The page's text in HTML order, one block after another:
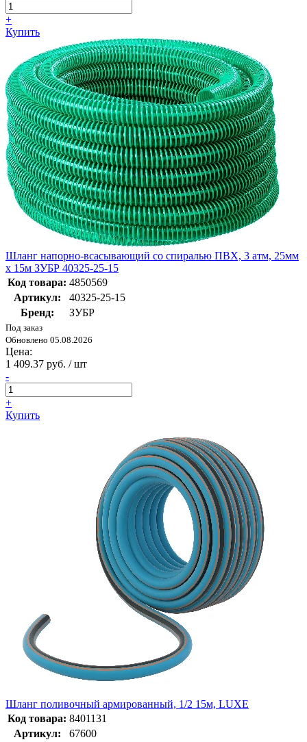
+
Купить
Шланг напорно-всасывающий со спиралью ПВХ, 3 атм, 25мм
х 15м ЗУБР 40325-25-15
Код товара: 4850569
Артикул:
40325-25-15
Бренд:
ЗУБР
Под заказ
Обновлено 05.08.2026
Цена:
1 409.37 руб. / шт
-
+
Купить
Шланг поливочный армированный, 1/2 15м, LUXE
Код товара: 8401131
Артикул:
67600